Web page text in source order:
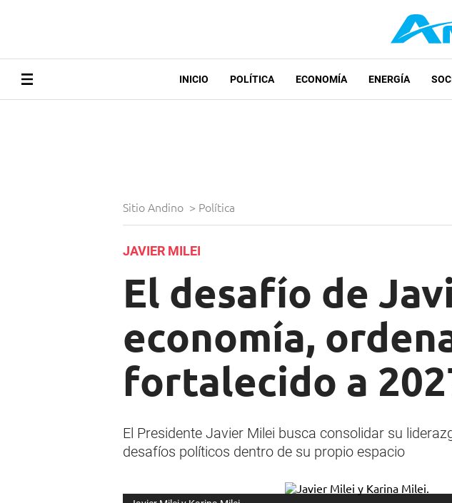
INICIO POLÍTICA ECONOMÍA ENERGÍA
Sitio Andino > Política
JAVIER MILEI
El desafío de
economía,
fortalecido a
El Presidente Javier Milei busca consolidar su
desafíos políticos dentro de su propio espacio